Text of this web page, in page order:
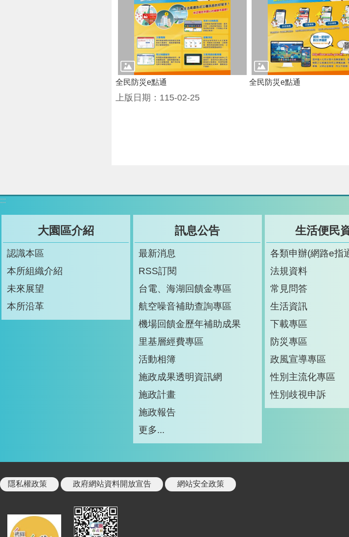
全民防災e點通 全民防災e點通
上版日期：115-02-25
:::
大園區介紹
認識本區
本所組織介紹
未來展望
本所沿革
訊息公告
最新消息
RSS訂閱
台電、海湖回饋金專區
航空噪音補助查詢專區
機場回饋金歷年補助成果
里基層經費專區
活動相簿
施政成果透明資訊網
施政計畫
施政報告
更多...
生活便民
各類申辦(網路e指
法規資料
常見問答
生活資訊
下載專區
防災專區
政風宣導專區
性別主流化專區
性別歧視申訴
隱私權政策 政府網站資料開放宣告 網站安全政策